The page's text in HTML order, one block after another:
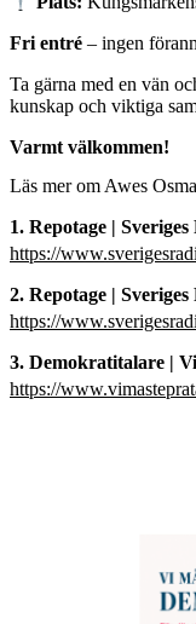
Fri entré – ingen
Ta gärna med en vän
kunskap och viktiga
Varmt välkommen!
Läs mer om Awes
1. Repotage | Sveriges
https://
2. Repotage | Sveriges
https://
3. Demokratitalare |
https://